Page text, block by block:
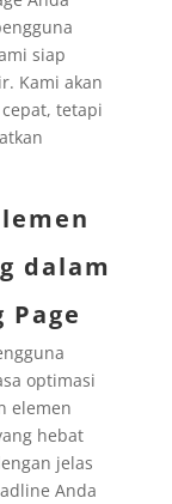
siap
Kami akan
tetapi
dalam
Page
optimasi
elemen
hebat
jelas
Anda